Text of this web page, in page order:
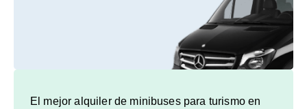
El mejor alquiler de minibuses para turismo en